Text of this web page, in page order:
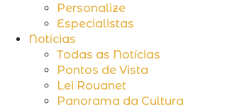
Personalize
Especialistas
Notícias
Todas as Notícias
Pontos de Vista
Lei Rouanet
Panorama da Cultura